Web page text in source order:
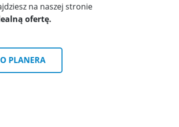
na naszej stronie
ofertę.
PLANERA